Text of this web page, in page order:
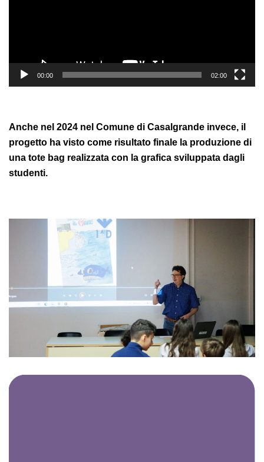
00:00 02:00
Anche nel 2024 nel Comune di Casalgrande invece, il
progetto ha visto come risultato finale la produzione di
una tote bag realizzata con la grafica sviluppata dagli
studenti.